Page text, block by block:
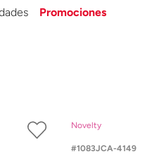
Promociones
Novelty
1083JCA-4149